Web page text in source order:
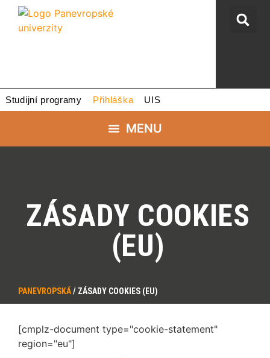
Studijní programy Přihláška UIS
ZÁSADY COOKIES
(EU)
PANEVROPSKÁ/ ZÁSADY COOKIES (EU)
[cmplz-document type="cookie-statement"
region="eu"]